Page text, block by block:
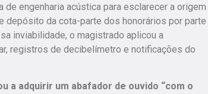
engenharia acústica para esclarecer a origem
depósito da cota-parte dos honorários por parte
inviabilidade, o magistrado aplicou a
registros de decibelímetro e notificações do
a adquirir um abafador de ouvido “com o